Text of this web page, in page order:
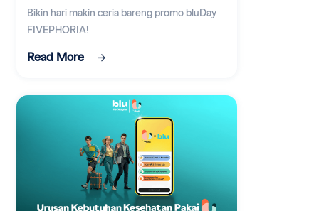
Bikin hari makin ceria bareng promo bluDay
FIVEPHORIA!
Read More